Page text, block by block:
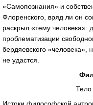
«Самопознания» и
Флоренского, вряд ли он
раскрыл «тему человека»:
проблематизации
бердяевского «человека»,
не удастся.
Тело